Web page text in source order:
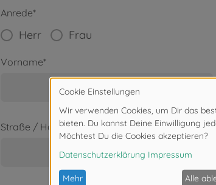
Anrede*
Herr Frau
Vorname*
Straße / Hausnummer*